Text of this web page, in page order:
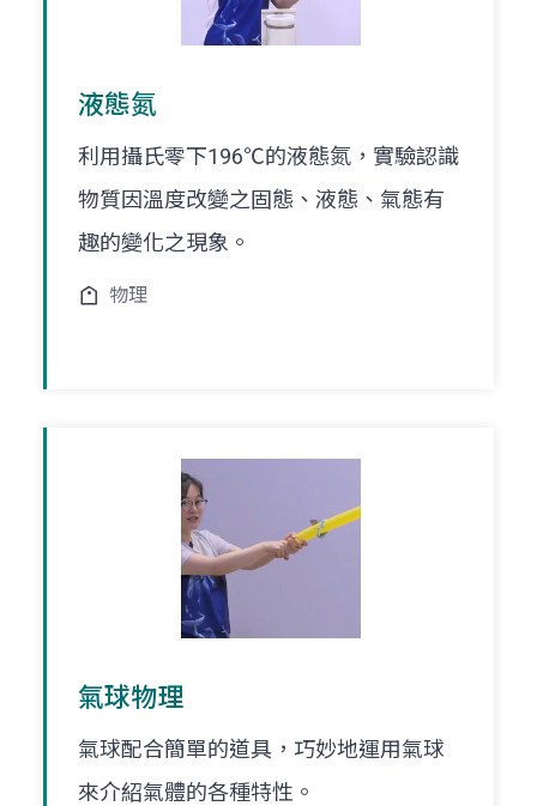
液態氮
利用攝氏零下196℃的液態氮，實驗認識
物質因溫度改變之固態、液態、氣態有
趣的變化之現象。
物理
氣球物理
氣球配合簡單的道具，巧妙地運用氣球
來介紹氣體的各種特性。